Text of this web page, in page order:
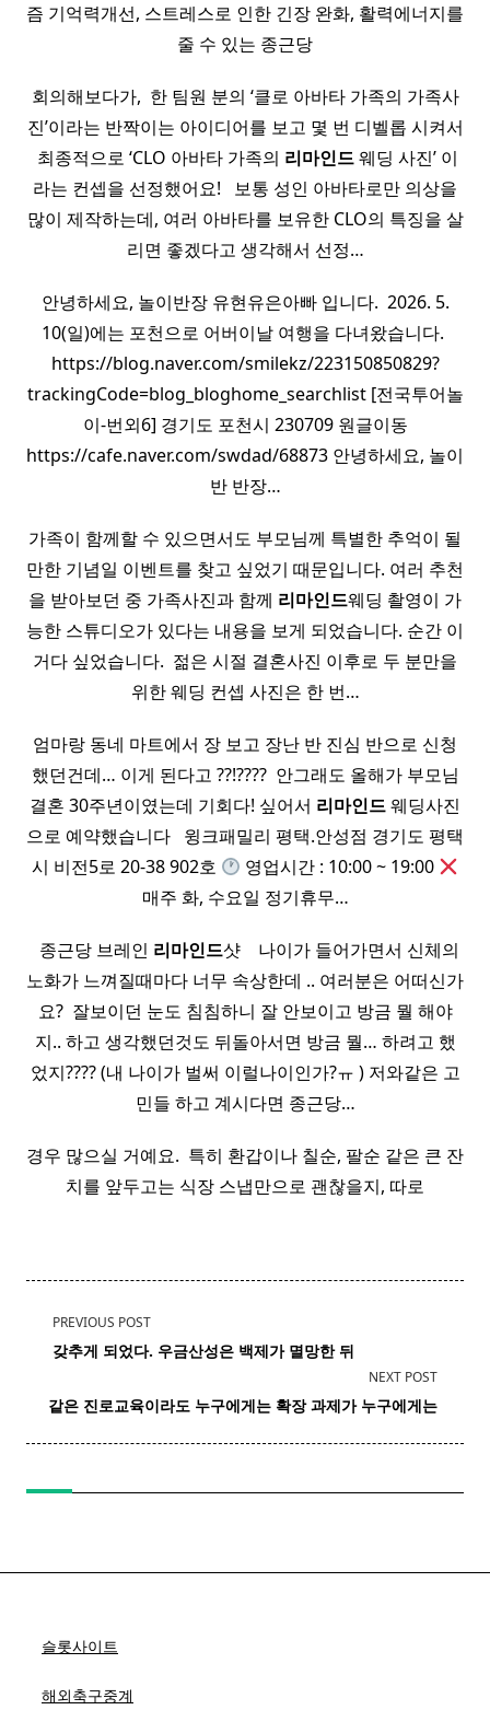
즘 기억력개선, 스트레스로 인한 긴장 완화, 활력에너지를
줄 수 있는 종근당
회의해보다가, ​ 한 팀원 분의 ‘클로 아바타 가족의 가족사
진’이라는 반짝이는 아이디어를 보고 몇 번 디벨롭 시켜서
​ 최종적으로 ‘CLO 아바타 가족의 리마인드웨딩 사진’ 이
라는 컨셉을 선정했어요! ​ ​ 보통 성인 아바타로만 의상을
많이 제작하는데, 여러 아바타를 보유한 CLO의 특징을 살
리면 좋겠다고 생각해서 선정…
안녕하세요, 놀이반장 유현유은아빠 입니다. ​ 2026. 5.
10(일)에는 포천으로 어버이날 여행을 다녀왔습니다. ​
https://blog.naver.com/smilekz/223150850829?
trackingCode=blog_bloghome_searchlist [전국투어놀
이-번외6] 경기도 포천시 230709 원글이동
https://cafe.naver.com/swdad/68873 안녕하세요, 놀이
반 반장…
가족이 함께할 수 있으면서도 부모님께 특별한 추억이 될
만한 기념일 이벤트를 찾고 싶었기 때문입니다. 여러 추천
을 받아보던 중 가족사진과 함께 리마인드웨딩 촬영이 가
능한 스튜디오가 있다는 내용을 보게 되었습니다. 순간 이
거다 싶었습니다. ​ 젊은 시절 결혼사진 이후로 두 분만을
위한 웨딩 컨셉 사진은 한 번…
엄마랑 동네 마트에서 장 보고 장난 반 진심 반으로 신청
했던건데… 이게 된다고 ??!???? ​ 안그래도 올해가 부모님
결혼 30주년이였는데 기회다! 싶어서 리마인드웨딩사진
으로 예약했습니다 ​ ​ 윙크패밀리 평택.안성점 경기도 평택
시 비전5로 20-38 902호
영업시간 : 10:00 ~ 19:00
매주 화, 수요일 정기휴무…
​ ​ 종근당 브레인 리마인드샷 ​ ​ ​ 나이가 들어가면서 신체의
노화가 느껴질때마다 너무 속상한데 .. 여러분은 어떠신가
요? ​ 잘보이던 눈도 침침하니 잘 안보이고 방금 뭘 해야
지.. 하고 생각했던것도 뒤돌아서면 방금 뭘… 하려고 했
었지???? (내 나이가 벌써 이럴나이인가?ㅠ ) 저와같은 고
민들 하고 계시다면 종근당…
경우 많으실 거예요. ​ 특히 환갑이나 칠순, 팔순 같은 큰 잔
치를 앞두고는 식장 스냅만으로 괜찮을지, 따로
<span
class="nav-
screen-
text">Page</span>
PREVIOUS POST
갖추게 되었다. 우금산성은 백제가 멸망한 뒤
NEXT POST
같은 진로교육이라도 누구에게는 확장 과제가 누구에게는
슬롯사이트
해외축구중계